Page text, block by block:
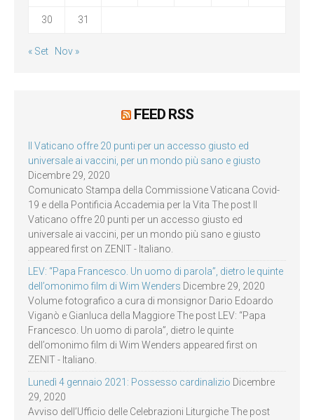
30 31
« Set Nov »
FEED RSS
Il Vaticano offre 20 punti per un accesso giusto ed
universale ai vaccini, per un mondo più sano e giusto
Dicembre 29, 2020
Comunicato Stampa della Commissione Vaticana Covid-
19 e della Pontificia Accademia per la Vita The post Il
Vaticano offre 20 punti per un accesso giusto ed
universale ai vaccini, per un mondo più sano e giusto
appeared first on ZENIT - Italiano.
LEV: “Papa Francesco. Un uomo di parola”, dietro le quinte
dell’omonimo film di Wim Wenders Dicembre 29, 2020
Volume fotografico a cura di monsignor Dario Edoardo
Viganò e Gianluca della Maggiore The post LEV: “Papa
Francesco. Un uomo di parola”, dietro le quinte
dell’omonimo film di Wim Wenders appeared first on
ZENIT - Italiano.
Lunedì 4 gennaio 2021: Possesso cardinalizio Dicembre
29, 2020
Avviso dell’Ufficio delle Celebrazioni Liturgiche The post